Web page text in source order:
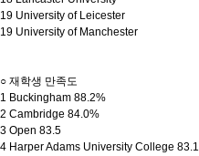
19 University of Leicester
19 University of Manchester
○ 재학생 만족도
1 Buckingham 88.2%
2 Cambridge 84.0%
3 Open 83.5
4 Harper Adams University College 83.1